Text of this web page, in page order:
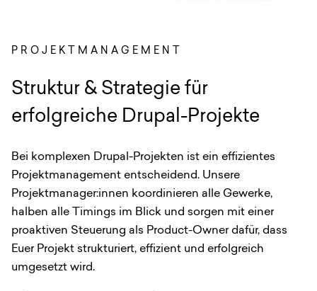
PROJEKTMANAGEMENT
:Struktur & Strategie für
erfolgreiche Drupal-Projekte
Bei komplexen Drupal-Projekten ist ein effizientes
Projektmanagement entscheidend. Unsere
Projektmanager:innen koordinieren alle Gewerke,
halben alle Timings im Blick und sorgen mit einer
proaktiven Steuerung als Product-Owner dafür, dass
Euer Projekt strukturiert, effizient und erfolgreich
umgesetzt wird.